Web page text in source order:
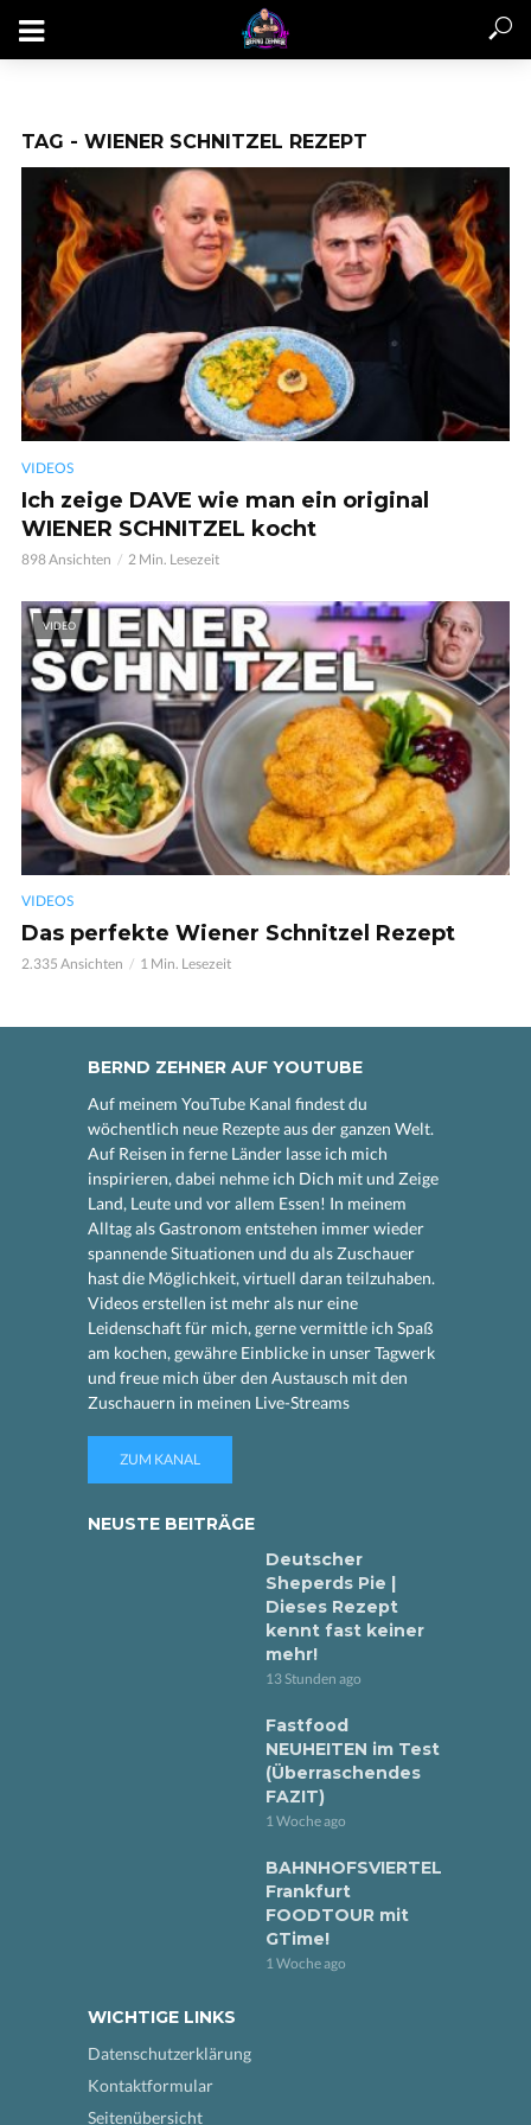
TAG - WIENER SCHNITZEL REZEPT
VIDEOS
Ich zeige DAVE wie man ein original
WIENER SCHNITZEL kocht
898 Ansichten 2 Min. Lesezeit
VIDEO
VIDEOS
Das perfekte Wiener Schnitzel Rezept
2.335 Ansichten 1 Min. Lesezeit
BERND ZEHNER AUF YOUTUBE
Auf meinem YouTube Kanal findest du
wöchentlich neue Rezepte aus der ganzen Welt.
Auf Reisen in ferne Länder lasse ich mich
inspirieren, dabei nehme ich Dich mit und Zeige
Land, Leute und vor allem Essen! In meinem
Alltag als Gastronom entstehen immer wieder
spannende Situationen und du als Zuschauer
hast die Möglichkeit, virtuell daran teilzuhaben.
Videos erstellen ist mehr als nur eine
Leidenschaft für mich, gerne vermittle ich Spaß
am kochen, gewähre Einblicke in unser Tagwerk
und freue mich über den Austausch mit den
Zuschauern in meinen Live-Streams
ZUM KANAL
NEUSTE BEITRÄGE
Deutscher
Sheperds Pie |
Dieses Rezept
kennt fast keiner
mehr!
13 Stunden ago
Fastfood
NEUHEITEN im Test
(Überraschendes
FAZIT)
1 Woche ago
BAHNHOFSVIERTEL
Frankfurt
FOODTOUR mit
GTime!
1 Woche ago
WICHTIGE LINKS
Datenschutzerklärung
Kontaktformular
Seitenübersicht